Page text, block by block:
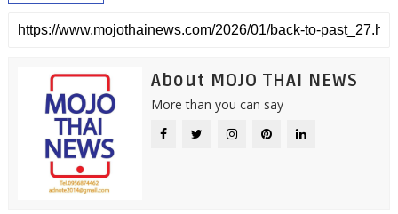
About MOJO THAI NEWS
More than you can say